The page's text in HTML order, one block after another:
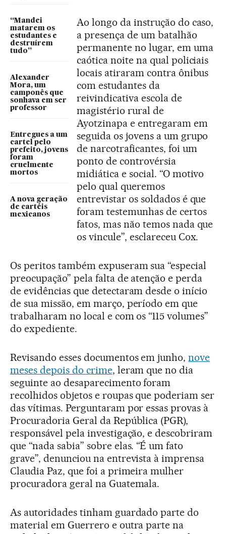
“Mandei
matarem os
estudantes e
destruírem
tudo”
Alexander
Mora, um
camponês que
sonhava em ser
professor
Entregues a um
cartel pelo
prefeito, jovens
foram
cruelmente
mortos
A nova geração
de cartéis
mexicanos
Ao longo da instrução do caso,
a presença de um batalhão
permanente no lugar, em uma
caótica noite na qual policiais
locais atiraram contra ônibus
com estudantes da
reivindicativa escola de
magistério rural de
Ayotzinapa e entregaram em
seguida os jovens a um grupo
de narcotraficantes, foi um
ponto de controvérsia
midiática e social. “O motivo
pelo qual queremos
entrevistar os soldados é que
foram testemunhas de certos
fatos, mas não temos nada que
os vincule”, esclareceu Cox.
Os peritos também expuseram sua “especial
preocupação” pela falta de atenção e perda
de evidências que detectaram desde o início
de sua missão, em março, período em que
trabalharam no local e com os “115 volumes”
do expediente.
Revisando esses documentos em junho,nove
meses depois do crime, leram que no dia
seguinte ao desaparecimento foram
recolhidos objetos e roupas que poderiam ser
das vítimas. Perguntaram por essas provas à
Procuradoria Geral da República (PGR),
responsável pela investigação, e descobriram
que “nada sabia” sobre elas. “É um fato
grave”, denunciou na entrevista à imprensa
Claudia Paz, que foi a primeira mulher
procuradora geral na Guatemala.
As autoridades tinham guardado parte do
material em Guerrero e outra parte na